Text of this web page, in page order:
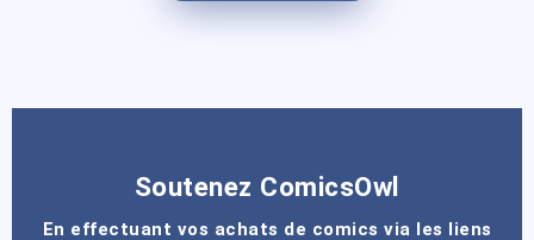
Soutenez ComicsOwl
En effectuant vos achats de comics via les liens